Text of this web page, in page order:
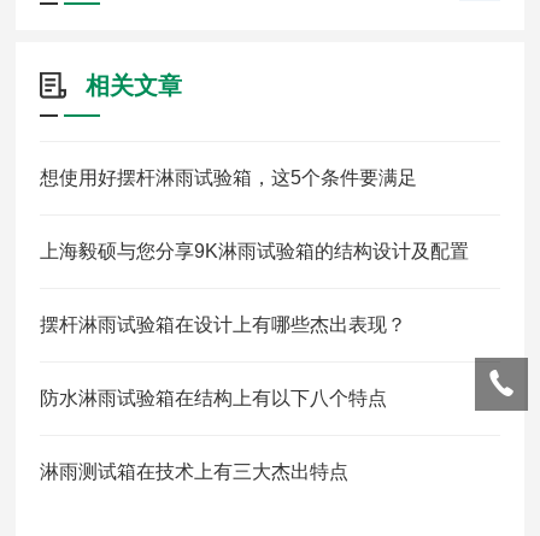
相关文章
想使用好摆杆淋雨试验箱，这5个条件要满足
上海毅硕与您分享9K淋雨试验箱的结构设计及配置
摆杆淋雨试验箱在设计上有哪些杰出表现？
防水淋雨试验箱在结构上有以下八个特点
淋雨测试箱在技术上有三大杰出特点